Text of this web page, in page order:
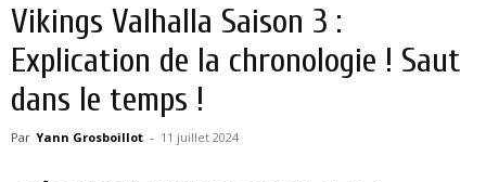
Vikings Valhalla Saison 3 :
Explication de la chronologie ! Saut
dans le temps !
Par Yann Grosboillot - 11 juillet 2024